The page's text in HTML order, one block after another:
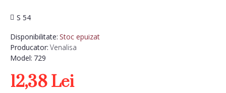
Disponibilitate: Stoc epuizat
Producator: Venalisa
Model: 729
S 54
12,38 Lei